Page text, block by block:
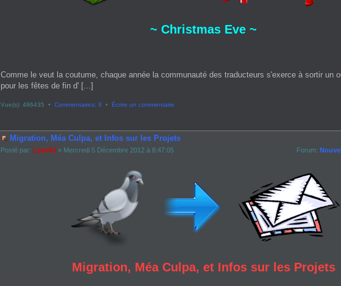
~ Christmas Eve ~
Comme le veut la coutume, chaque année la communauté des traducteurs s'exerce à sortir un
pour les fêtes de fin d' [...]
Vue(s): 486435 • Commentaires: 9 • Écrire un commentaire
Migration, Méa Culpa, et Infos sur les Projets
Posté par: Lyan53» Mercredi 5 Décembre 2012 à 8:47:05 Forum:
Migration, Méa Culpa, et Infos sur les Projets